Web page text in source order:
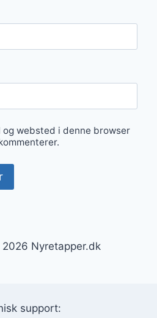
og websted i denne browser
Nyretapper.dk
support: